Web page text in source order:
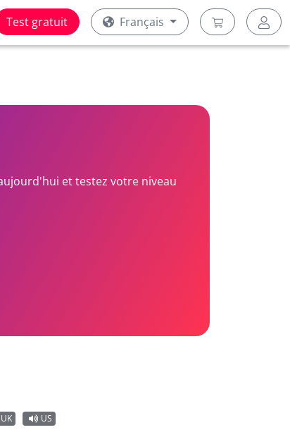
Test gratuit Français
et testez votre niveau
UK US